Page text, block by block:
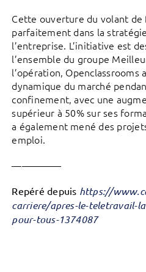
Cette ouverture du volant de
parfaitement dans la
l’entreprise. L’initiative est
l’ensemble du groupe
l’opération, Openclassrooms
dynamique du marché
confinement, avec une
supérieur à 50% sur ses
a également mené des
emploi.
—————
Repéré depuis https://
carriere/apres-le-teletravail-
pour-tous-1374087